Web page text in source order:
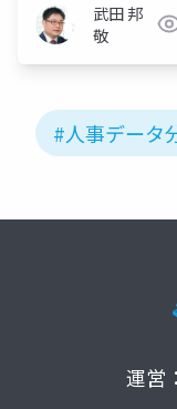
武田 邦
敬
#人事データ
運営